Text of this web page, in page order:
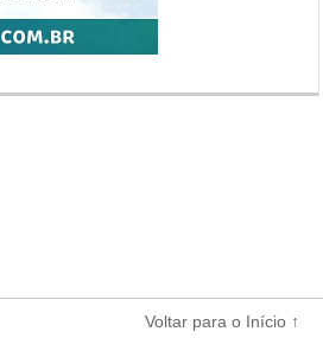
Voltar para o Início ↑